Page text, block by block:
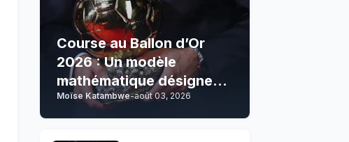
Course au Ballon d’Or
2026 : Un modèle
mathématique désigne
son grand favori !
Moïse Katambwe-août 03, 2026